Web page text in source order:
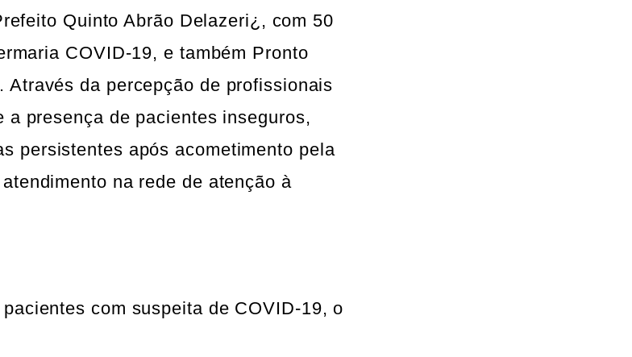
Quinto Abrão Delazeri¿, com 50
COVID-19, e também Pronto
da percepção de profissionais
presença de pacientes inseguros,
persistentes após acometimento pela
na rede de atenção à
com suspeita de COVID-19, o